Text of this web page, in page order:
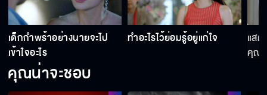
ผมจะดูแลลูกผมเอง
เด็กกำพร้าอย่างนายจะไป
เข้าใจอะไร
ทำอะไรไว้ย่อมรู้อยู่แก่ใจ
แส
คุณ
คุณน่าจะชอบ